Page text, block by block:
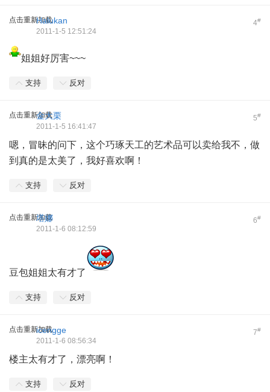
点击重新加载 4#
Halukan
2011-1-5 12:51:24
姐姐好厉害~~~
支持 反对
点击重新加载 5#
金大栗
2011-1-5 16:41:47
嗯，冒昧的问下，这个巧琢天工的艺术品可以卖给我不，做
到真的是太美了，我好喜欢啊！
支持 反对
点击重新加载 6#
塔娜
2011-1-6 08:12:59
豆包姐姐太有才了
支持 反对
点击重新加载 7#
icengge
2011-1-6 08:56:34
楼主太有才了，漂亮啊！
支持 反对